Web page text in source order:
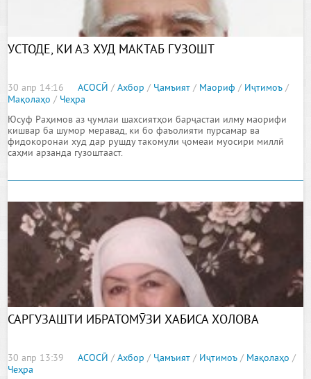
УСТОДЕ, КИ АЗ ХУД МАКТАБ ГУЗОШТ
30 апр 14:16 АСОСӢ /Ахбор / Ҷамъият / Маориф / Иҷтимоъ /
Мақолаҳо / Чеҳра
Юсуф Раҳимов аз ҷумлаи шахсиятҳои барҷастаи илму маорифи
кишвар ба шумор меравад, ки бо фаъолияти пурсамар ва
фидокоронаи худ дар рушду такомули ҷомеаи муосири миллӣ
саҳми арзанда гузоштааст.
САРГУЗАШТИ ИБРАТОМӮЗИ ХАБИСА ХОЛОВА
30 апр 13:39 АСОСӢ /Ахбор / Ҷамъият / Иҷтимоъ / Мақолаҳо /
Чеҳра